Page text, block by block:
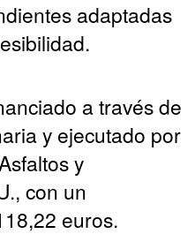
adaptadas
a través de
y ejecutado por
y
con un
euros.